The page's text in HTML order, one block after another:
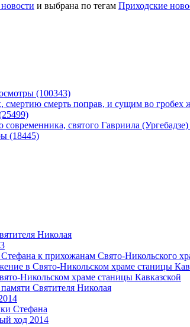
и выбрана по тегам Приходские
(100343)
смертию смерть поправ, и сущим во
современника, святого Гавриила
(18445)
Николая
к прихожанам Свято-Никольского
в Свято-Никольском храме станицы
Никольском храме станицы Кавказской
Святителя Николая
Стефана
ход 2014